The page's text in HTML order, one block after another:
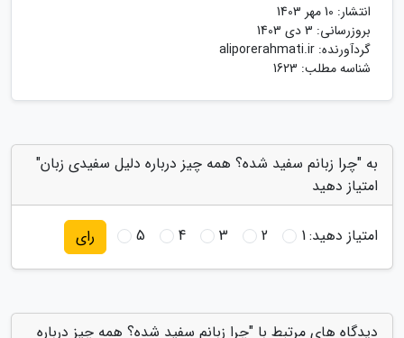
انتشار: 10 مهر 1403
بروزرسانی: 3 دی 1403
گردآورنده: aliporerahmati.ir
شناسه مطلب: 1623
به "چرا زبانم سفید شده؟ همه چیز درباره دلیل سفیدی زبان"
امتیاز دهید
امتیاز دهید:1
2
3
4
5 رای
دیدگاه های مرتبط با "چرا زبانم سفید شده؟ همه چیز درباره